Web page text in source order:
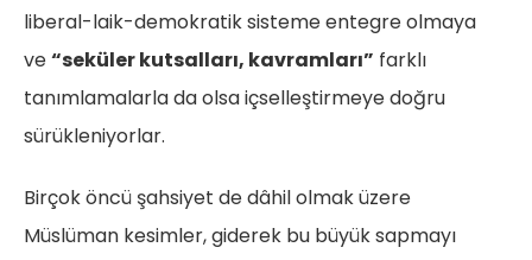
liberal-laik-demokratik sisteme entegre olmaya
ve“seküler kutsalları, kavramları” farklı
tanımlamalarla da olsa içselleştirmeye doğru
sürükleniyorlar.
Birçok öncü şahsiyet de dâhil olmak üzere
Müslüman kesimler, giderek bu büyük sapmayı